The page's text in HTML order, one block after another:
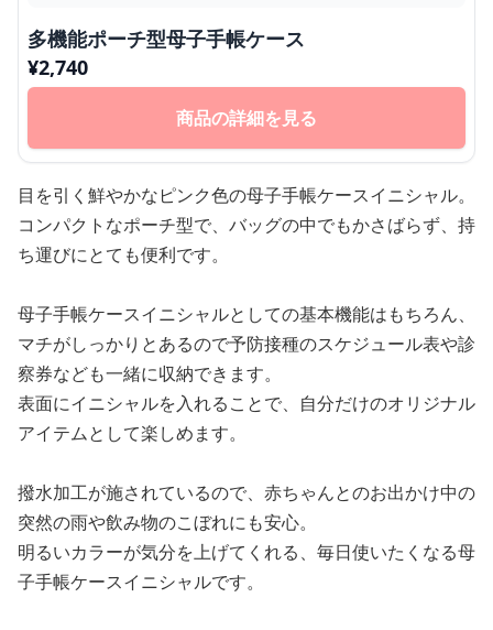
多機能ポーチ型母子手帳ケース
¥2,740
商品の詳細を見る
目を引く鮮やかなピンク色の母子手帳ケースイニシャル。
コンパクトなポーチ型で、バッグの中でもかさばらず、持
ち運びにとても便利です。
母子手帳ケースイニシャルとしての基本機能はもちろん、
マチがしっかりとあるので予防接種のスケジュール表や診
察券なども一緒に収納できます。
表面にイニシャルを入れることで、自分だけのオリジナル
アイテムとして楽しめます。
撥水加工が施されているので、赤ちゃんとのお出かけ中の
突然の雨や飲み物のこぼれにも安心。
明るいカラーが気分を上げてくれる、毎日使いたくなる母
子手帳ケースイニシャルです。